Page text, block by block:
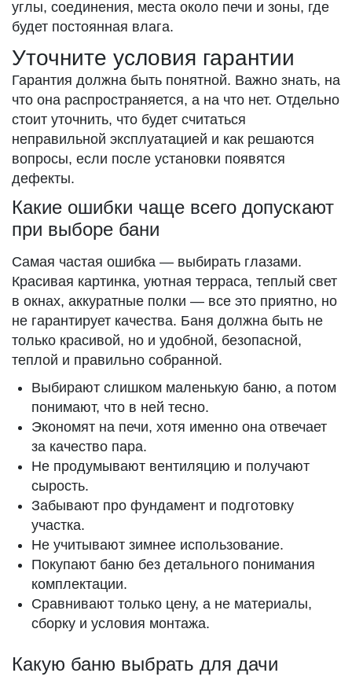
углы, соединения, места около печи и зоны, где
будет постоянная влага.
Уточните условия гарантии
Гарантия должна быть понятной. Важно знать, на
что она распространяется, а на что нет. Отдельно
стоит уточнить, что будет считаться
неправильной эксплуатацией и как решаются
вопросы, если после установки появятся
дефекты.
Какие ошибки чаще всего допускают
при выборе бани
Самая частая ошибка — выбирать глазами.
Красивая картинка, уютная терраса, теплый свет
в окнах, аккуратные полки — все это приятно, но
не гарантирует качества. Баня должна быть не
только красивой, но и удобной, безопасной,
теплой и правильно собранной.
Выбирают слишком маленькую баню, а потом
понимают, что в ней тесно.
Экономят на печи, хотя именно она отвечает
за качество пара.
Не продумывают вентиляцию и получают
сырость.
Забывают про фундамент и подготовку
участка.
Не учитывают зимнее использование.
Покупают баню без детального понимания
комплектации.
Сравнивают только цену, а не материалы,
сборку и условия монтажа.
Какую баню выбрать для дачи